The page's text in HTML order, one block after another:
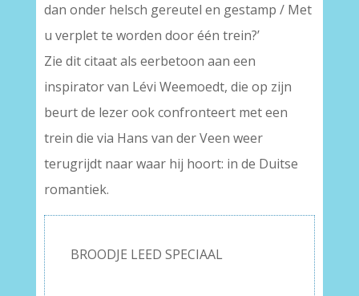
dan onder helsch gereutel en gestamp / Met
u verplet te worden door één trein?’
Zie dit citaat als eerbetoon aan een
inspirator van Lévi Weemoedt, die op zijn
beurt de lezer ook confronteert met een
trein die via Hans van der Veen weer
terugrijdt naar waar hij hoort: in de Duitse
romantiek.
BROODJE LEED SPECIAAL